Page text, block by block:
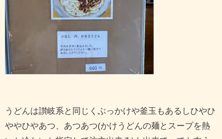
うどんは讃岐系と同じくぶっかけや釜玉もあるしひやひ
ややひやあつ、あつあつ(かけうどんの麺とスープを熱